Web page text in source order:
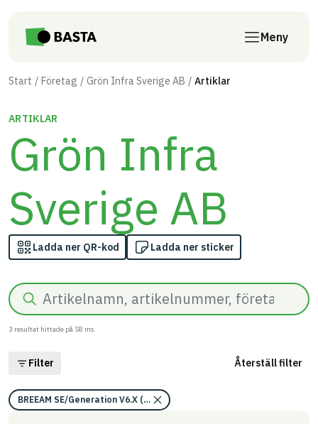
Meny
Start Företag Grön Infra Sverige AB Artiklar
ARTIKLAR
Grön Infra
Sverige AB
Ladda ner QR-kod Ladda ner sticker
Sök
3 resultat hittade på 58 ms.
Filter Återställ filter
BREEAM SE/Generation V6.X (2023)/Kriterium: Mat 07 Farliga ämnen/